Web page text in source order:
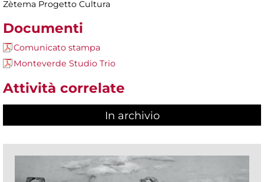
Zètema Progetto Cultura
Documenti
Comunicato stampa
Monteverde Studio Trio
Attività correlate
In archivio